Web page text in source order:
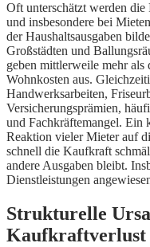
Oft unterschätzt werden die
und insbesondere bei
der Haushaltsausgaben
Großstädten und
geben mittlerweile mehr
Wohnkosten aus.
Handwerksarbeiten,
Versicherungsprämien,
und Fachkräftemangel. Ein
Reaktion vieler Mieter auf
schnell die Kaufkraft
andere Ausgaben bleibt.
Dienstleistungen
Strukturelle
Kaufkraftverlust